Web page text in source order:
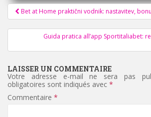
Pagination
d'article
Bet at Home praktični vodnik: nastavitev,
Guida pratica all’app Sportitaliabet:
LAISSER UN COMMENTAIRE
Votre adresse e-mail ne sera pas
obligatoires sont indiqués avec *
Commentaire *